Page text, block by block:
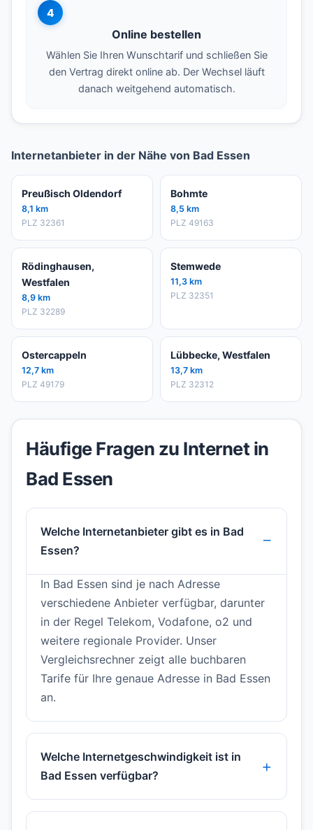
4
Online bestellen
Wählen Sie Ihren Wunschtarif und schließen Sie
den Vertrag direkt online ab. Der Wechsel läuft
danach weitgehend automatisch.
Internetanbieter in der Nähe von Bad Essen
Preußisch Oldendorf
8,1 km
PLZ 32361
Bohmte
8,5 km
PLZ 49163
Rödinghausen,
Westfalen
8,9 km
PLZ 32289
Stemwede
11,3 km
PLZ 32351
Ostercappeln
12,7 km
PLZ 49179
Lübbecke, Westfalen
13,7 km
PLZ 32312
Häufige Fragen zu Internet in
Bad Essen
Welche Internetanbieter gibt es in Bad
Essen?
In Bad Essen sind je nach Adresse
verschiedene Anbieter verfügbar, darunter
in der Regel Telekom, Vodafone, o2 und
weitere regionale Provider. Unser
Vergleichsrechner zeigt alle buchbaren
Tarife für Ihre genaue Adresse in Bad Essen
an.
Welche Internetgeschwindigkeit ist in
Bad Essen verfügbar?